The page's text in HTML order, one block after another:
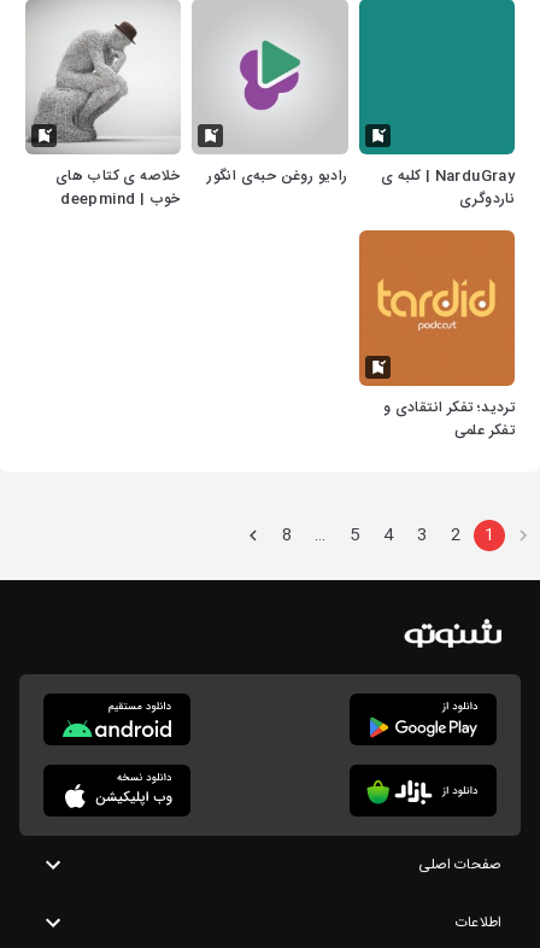
NarduGray | کلبه ی
ناردوگری
رادیو روغن حبه‌ی انگور
خلاصه ی کتاب های
خوب | deepmind
تردید؛ تفکر انتقادی و
تفکر علمی
1
2
3
4
5
…
8
صفحات اصلی
اطلاعات